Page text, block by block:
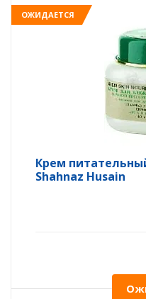
ОЖИДАЕТСЯ
Крем
Shahnaz Husain